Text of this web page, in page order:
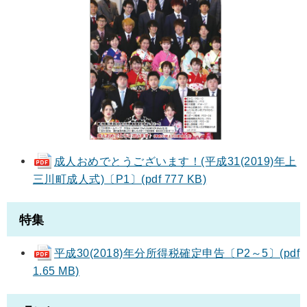
成人おめでとうございます！(平成31(2019)年上
三川町成人式)〔P1〕(pdf 777 KB)
特集
平成30(2018)年分所得税確定申告〔P2～5〕(pdf
1.65 MB)